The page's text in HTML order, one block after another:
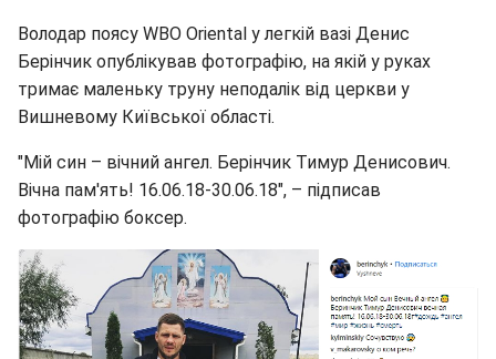
Володар поясу WBO Oriental у легкій вазі Денис
Берінчик опублікував фотографію, на якій у руках
тримає маленьку труну неподалік від церкви у
Вишневому Київської області.
"Мій син – вічний ангел. Берінчик Тимур Денисович.
Вічна пам'ять! 16.06.18-30.06.18", – підписав
фотографію боксер.